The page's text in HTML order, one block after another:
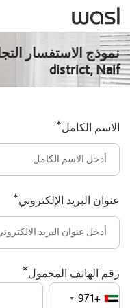
district, Naif
الاسم الكامل*
عنوان البريد الإلكتروني*
رقم الهاتف المحمول*
+971